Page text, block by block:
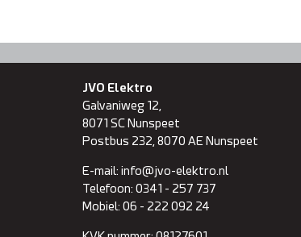
JVO Elektro
Galvaniweg 12,
8071 SCNunspeet
Postbus 232, 8070 AE Nunspeet
E-mail: info@jvo-elektro.nl
Telefoon: 0341 - 257 737
Mobiel: 06 - 222 092 24